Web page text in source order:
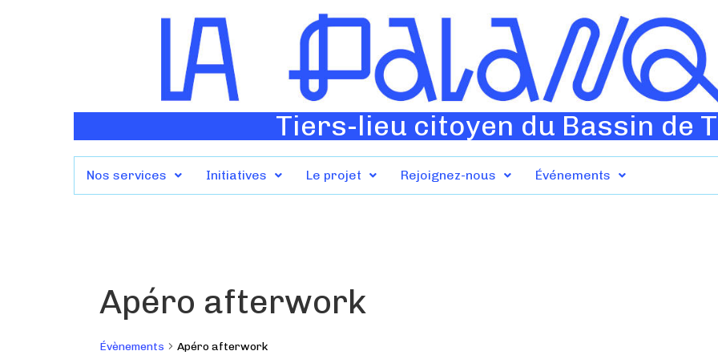
Tiers-lieu citoyen du Bassin de
Nos services Initiatives Le projet Rejoignez-nous Événements
Apéro afterwork
Évènements Apéro afterwork